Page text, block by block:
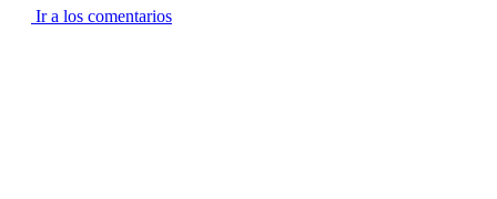
Ir a los comentarios